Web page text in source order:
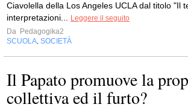
Ciavolella della Los Angeles UCLA dal titolo "Il
interpretazioni... Leggere il seguito
Da Pedagogika2
SCUOLA, SOCIETÀ
Il Papato promuove la
collettiva ed il furto?